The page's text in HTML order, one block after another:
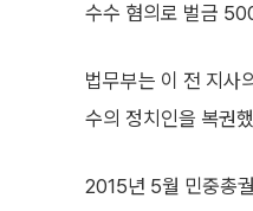
수수 혐의로 벌금
법무부는 이 전 지사
수의 정치인을 복권
2015년 5월 민중총